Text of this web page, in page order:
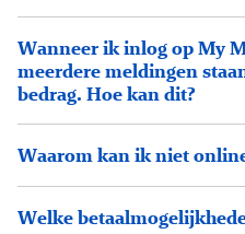
Wanneer ik inlog op My
meerdere meldingen
bedrag. Hoe kan dit?
Waarom kan ik niet
Welke